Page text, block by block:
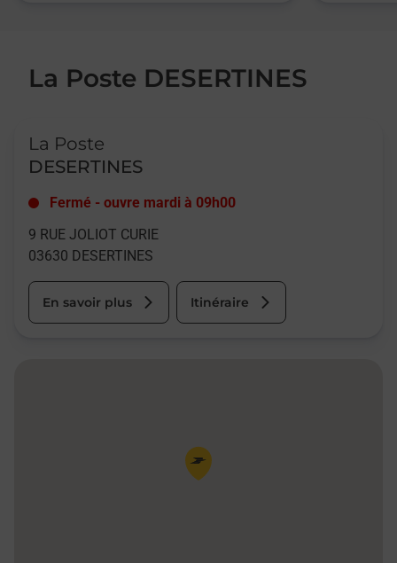
La Poste DESERTINES
La Poste
DESERTINES
Fermé - ouvre mardi à 09h00
9 RUE JOLIOT CURIE
03630 DESERTINES
En savoir plus Itinéraire
Pin de la carte